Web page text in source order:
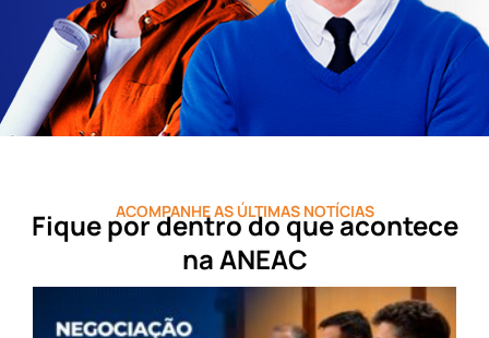
ACOMPANHE AS ÚLTIMAS NOTÍCIAS
Fique por dentro do que acontece
na ANEAC